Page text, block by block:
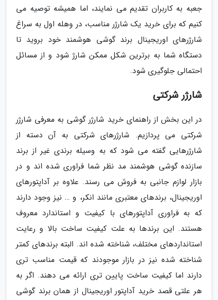
جعبه به کاربران تقدیم می نمایند، اما همیشه توصیه می
کنیم که برای خرید یک شارژر مناسب، در وهله اول به سراغ
شارژرهای اوریجینال برند گوشی هوشمند خود بروید تا
دستگاه شما به برترین شکل ممکن شارژ شود و از مسائل
احتمالی جلوگیری شود.
شارژر شرکتی
در این بخش از راهنمای خرید شارژر گوشی به معرفی شارژر
شرکتی می پردازیم. شارژرهای شرکتی به آن دسته از
شارژرهایی گفته می شود که به وسیله برندی غیر از برند
سازنده گوشی هوشمند مد نظر شما فراوری شده اند و در
بازار لوازم جانبی به فروش می رسند. علاوه بر آداپتورهای
اوریجینال، برندهای معتبری مانند انکر، و … نیز وجود دارند
که به فراوری آداپتورهای با کیفیت و استاندارد معروف
هستند. این برندها به علت کیفیت ساخت بالا و رعایت
استانداردهای مختلف، شناخته شده اند. البته برندهای کمتر
شناخته شده نیز در بازار موجودند که قیمت مناسب تری
دارند اما کیفیت ساخت پایین تری ارائه می دهند. اگر به
هر علتی قصد خرید آداپتور اوریجینال از همان برند گوشی